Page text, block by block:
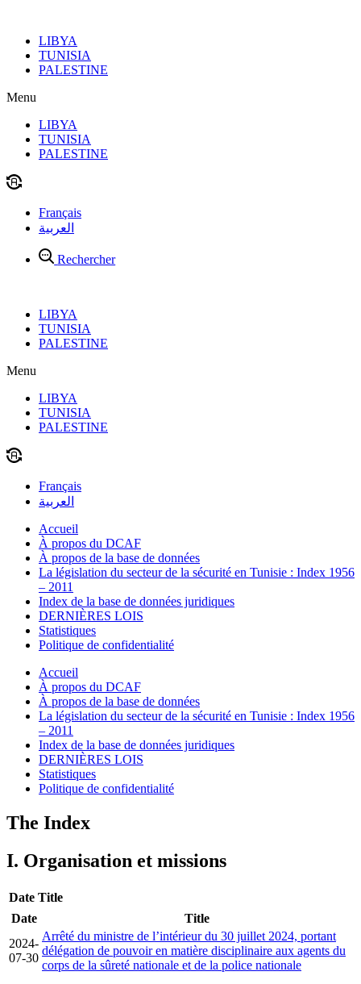
contenuLIBYA
TUNISIA
PALESTINE
Menu
LIBYA
TUNISIA
PALESTINE
Français
العربية
Rechercher
LIBYA
TUNISIA
PALESTINE
Menu
LIBYA
TUNISIA
PALESTINE
Français
العربية
Accueil
À propos du DCAF
À propos de la base de données
La législation du secteur de la sécurité en Tunisie : Index 1956
– 2011
Index de la base de données juridiques
DERNIÈRES LOIS
Statistiques
Politique de confidentialité
Accueil
À propos du DCAF
À propos de la base de données
La législation du secteur de la sécurité en Tunisie : Index 1956
– 2011
Index de la base de données juridiques
DERNIÈRES LOIS
Statistiques
Politique de confidentialité
The Index
I. Organisation et missions
Date Title
Date
Title
2024-
07-30
Arrêté du ministre de l’intérieur du 30 juillet 2024, portant
délégation de pouvoir en matière disciplinaire aux agents du
corps de la sûreté nationale et de la police nationale